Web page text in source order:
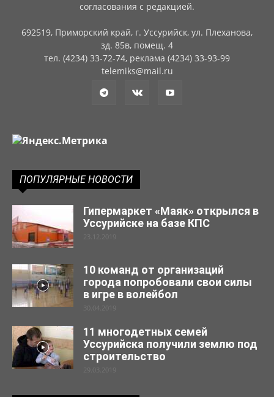
согласования с редакцией.
692519, Приморский край, г. Уссурийск, ул. Плеханова,
зд. 85в, помещ. 4
тел. (4234) 33-72-74, реклама (4234) 33-93-99
telemiks@mail.ru
ПОПУЛЯРНЫЕ НОВОСТИ
Гипермаркет «Маяк» открылся в
Уссурийске на базе КПС
23.12.2019
10 команд от организаций
города попробовали свои силы
в игре в волейбол
30.04.2019
11 многодетных семей
Уссурийска получили землю под
строительство
29.03.2019